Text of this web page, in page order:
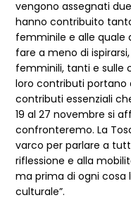
vengono assegnati
hanno contribuito
femminile e alle quale
fare a meno di
femminili, tanti e sulle
loro contributi portano
contributi essenziali
19 al 27 novembre si
confronteremo. La
varco per parlare a
riflessione e alla
ma prima di ogni cosa
culturale”.